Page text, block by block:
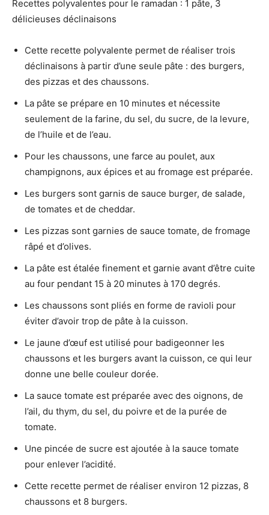
Recettes polyvalentes pour le ramadan : 1 pâte, 3
délicieuses déclinaisons
Cette recette polyvalente permet de réaliser trois
déclinaisons à partir d’une seule pâte : des burgers,
des pizzas et des chaussons.
La pâte se prépare en 10 minutes et nécessite
seulement de la farine, du sel, du sucre, de la levure,
de l’huile et de l’eau.
Pour les chaussons, une farce au poulet, aux
champignons, aux épices et au fromage est préparée.
Les burgers sont garnis de sauce burger, de salade,
de tomates et de cheddar.
Les pizzas sont garnies de sauce tomate, de fromage
râpé et d’olives.
La pâte est étalée finement et garnie avant d’être cuite
au four pendant 15 à 20 minutes à 170 degrés.
Les chaussons sont pliés en forme de ravioli pour
éviter d’avoir trop de pâte à la cuisson.
Le jaune d’œuf est utilisé pour badigeonner les
chaussons et les burgers avant la cuisson, ce qui leur
donne une belle couleur dorée.
La sauce tomate est préparée avec des oignons, de
l’ail, du thym, du sel, du poivre et de la purée de
tomate.
Une pincée de sucre est ajoutée à la sauce tomate
pour enlever l’acidité.
Cette recette permet de réaliser environ 12 pizzas, 8
chaussons et 8 burgers.